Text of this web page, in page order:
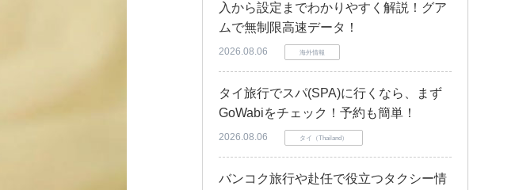
入から設定までわかりやすく解説！グア
ムで無制限高速データ！
2026.08.06 海外情報
タイ旅行でスパ(SPA)に行くなら、まず
GoWabiをチェック！予約も簡単！
2026.08.06 タイ（Thailand）
バンコク旅行や赴任で役立つタクシー情